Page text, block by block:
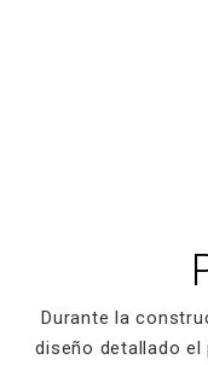
Durante la
diseño detallado el